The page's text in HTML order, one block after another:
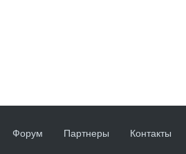
Форум Партнеры Контакты